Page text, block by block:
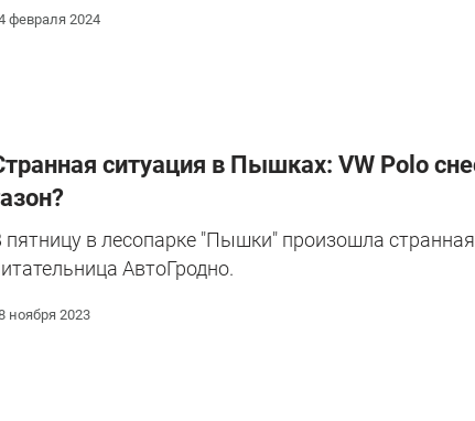
февраля 2024
ситуация в Пышках: VW Polo
пятницу в лесопарке "Пышки" произошла
АвтоГродно.
ноября 2023